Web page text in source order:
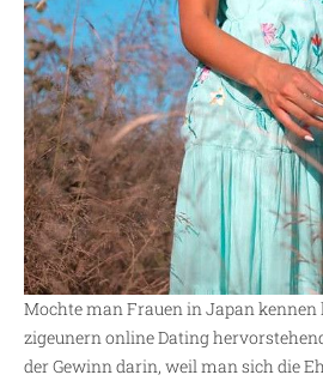
Mochte man Frauen in Japan
zigeunern online Dating
der Gewinn darin, weil man sich die